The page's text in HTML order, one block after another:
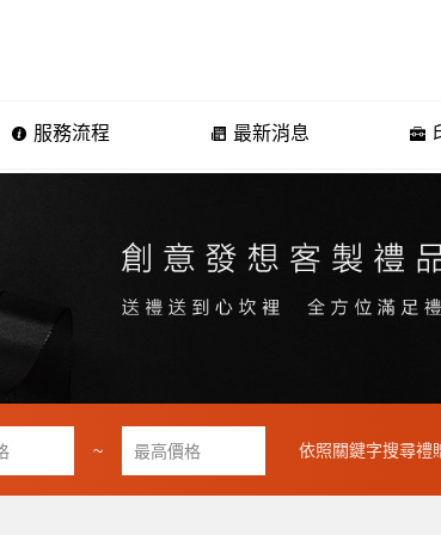
服務流程 最新消息
~ 依照關鍵字搜尋禮